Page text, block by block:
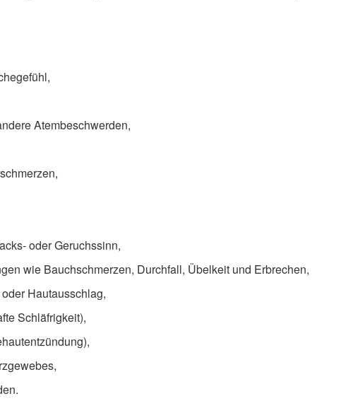
Atembeschwerden,
oder Geruchssinn,
wie Bauchschmerzen, Durchfall, Übelkeit und Erbrechen,
Hautausschlag,
Schläfrigkeit),